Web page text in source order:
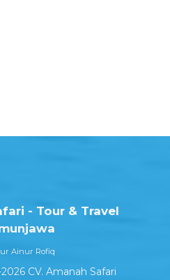
- Tour & Travel
Ainur Rofiq
CV. Amanah Safari